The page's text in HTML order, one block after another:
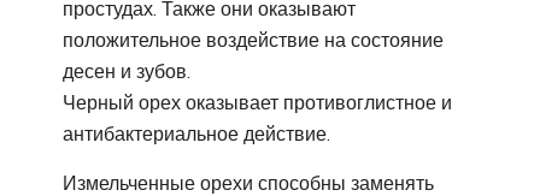
простудах. Также они оказывают
положительное воздействие на состояние
десен и зубов.
Черный орех оказывает противоглистное и
антибактериальное действие.
Измельченные орехи способны заменять